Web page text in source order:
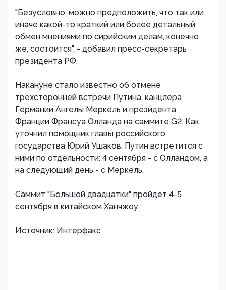
"Безусловно, можно предположить, что так или
иначе какой-то краткий или более детальный
обмен мнениями по сирийским делам, конечно
же, состоится", - добавил пресс-секретарь
президента РФ.
Накануне стало известно об отмене
трехсторонней встречи Путина, канцлера
Германии Ангелы Меркель и президента
Франции Франсуа Олланда на саммите G2. Как
уточнил помощник главы российского
государства Юрий Ушаков, Путин встретится с
ними по отдельности: 4 сентября - с Олландом, а
на следующий день - с Меркель.
Саммит "Большой двадцатки" пройдет 4-5
сентября в китайском Ханчжоу.
Источник: Интерфакс